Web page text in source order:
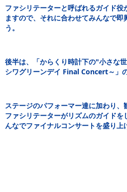
ファシリテーターと呼ばれるガイド
ますので、それに合わせてみんなで即
う。
後半は、「からくり時計下の"小さな
シワグリーンデイ Final Concert～」
ステージのパフォーマー達に加わり、
ファシリテーターがリズムのガイド
んなでファイナルコンサートを盛り上